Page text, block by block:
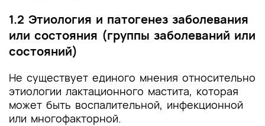
1.2 Этиология и патогенез заболевания
или состояния (группы заболеваний или
состояний)
Не существует единого мнения относительно
этиологии лактационного мастита, которая
может быть воспалительной, инфекционной
или многофакторной.